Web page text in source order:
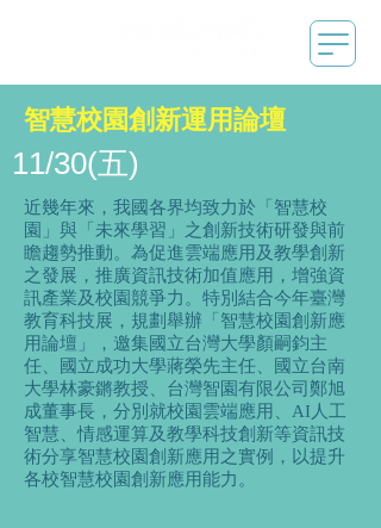
智慧校園創新運用論壇
11/30(五)
近幾年來，我國各界均致力於「智慧校
園」與「未來學習」之創新技術研發與前
瞻趨勢推動。為促進雲端應用及教學創新
之發展，推廣資訊技術加值應用，增強資
訊產業及校園競爭力。特別結合今年臺灣
教育科技展，規劃舉辦「智慧校園創新應
用論壇」，邀集國立台灣大學顏嗣鈞主
任、國立成功大學蔣榮先主任、國立台南
大學林豪鏘教授、台灣智園有限公司鄭旭
成董事長，分別就校園雲端應用、AI人工
智慧、情感運算及教學科技創新等資訊技
術分享智慧校園創新應用之實例，以提升
各校智慧校園創新應用能力。